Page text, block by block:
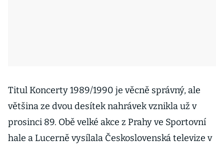
Titul Koncerty 1989/1990 je věcně správný, ale
většina ze dvou desítek nahrávek vznikla už v
prosinci 89. Obě velké akce z Prahy ve Sportovní
hale a Lucerně vysílala Československá televize v